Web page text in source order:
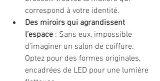
correspond à votre identité.
Des miroirs qui agrandissent
l’espace : Sans eux, impossible
d’imaginer un salon de coiffure.
Optez pour des formes originales,
encadrées de LED pour une lumière